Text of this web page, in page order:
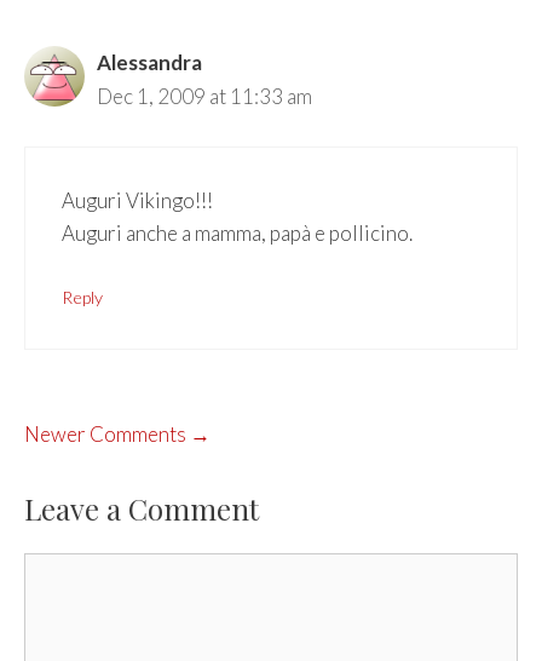
Alessandra
Dec 1, 2009 at 11:33 am
Auguri Vikingo!!!
Auguri anche a mamma, papà e pollicino.
Reply
COMMENT
Newer Comments →
Leave a Comment